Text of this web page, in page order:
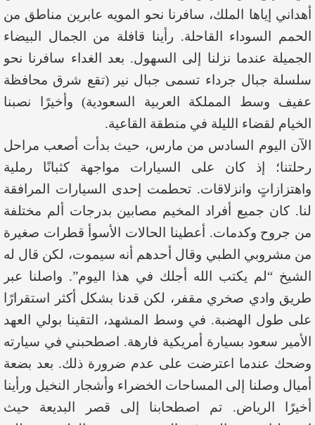
أهداني إياها الملك، سافرنا نحو المويه عابرين مناطق من
الحمم السوداء القاحلة. رأينا قافلة من الجمال البيضاء
الجميلة عندما نزلنا إلى السهول. بعد الغداء سافرنا نحو
سلسلة جبال جرداء تسمى جبال نير (تقع شرق محافظة
عفيف وسط المملكة العربية السعودية) وأخيرًا نصبنا
الخيام لقضاء الليلة في منطقة القاعية.
الآن اليوم السادس من مارس، حيث بدأت أصعب مراحل
رحلتنا؛ إذ كان على السيارات مواجهة كثبانًا رملية
واهتزازاتٍ وانزلاقات. تحطمت إحدى السيارات المرافقة
لنا. كان جميع أفراد المخيم مصابين بدرجات ألم مختلفة
من جروح وكدمات. أعطينا الحالات الأسوأ قطرات صغيرة
من مشروبي الطبي وقال أحدهم أنه سيموت، لكن قال له
الشيخ “لم يكتب الله أجلك في هذا اليوم”. واصلنا عبر
طريق وادي صخري مقفر، لكن قدنا بشكل أكثر استقرارًا
على طول الهضبة. في وسط المشهد، التقينا بولي العهد
الأمير سعود بسيارة أمريكية فارهة. اصطحبني في سيارته
وضحك عندما اعترضت على عدم ضرورة ذلك. بعد بضعة
أميال وصلنا إلى المساحات الخضراء وأشجار النخيل ورأينا
أخيرًا الرياض. تم اصطحابنا إلى قصر البديعة حيث